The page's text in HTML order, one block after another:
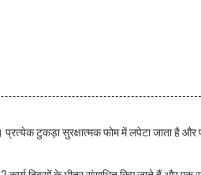
प्रत्येक टुकड़ा सुरक्षात्मक फोम में लपेटा जाता है और